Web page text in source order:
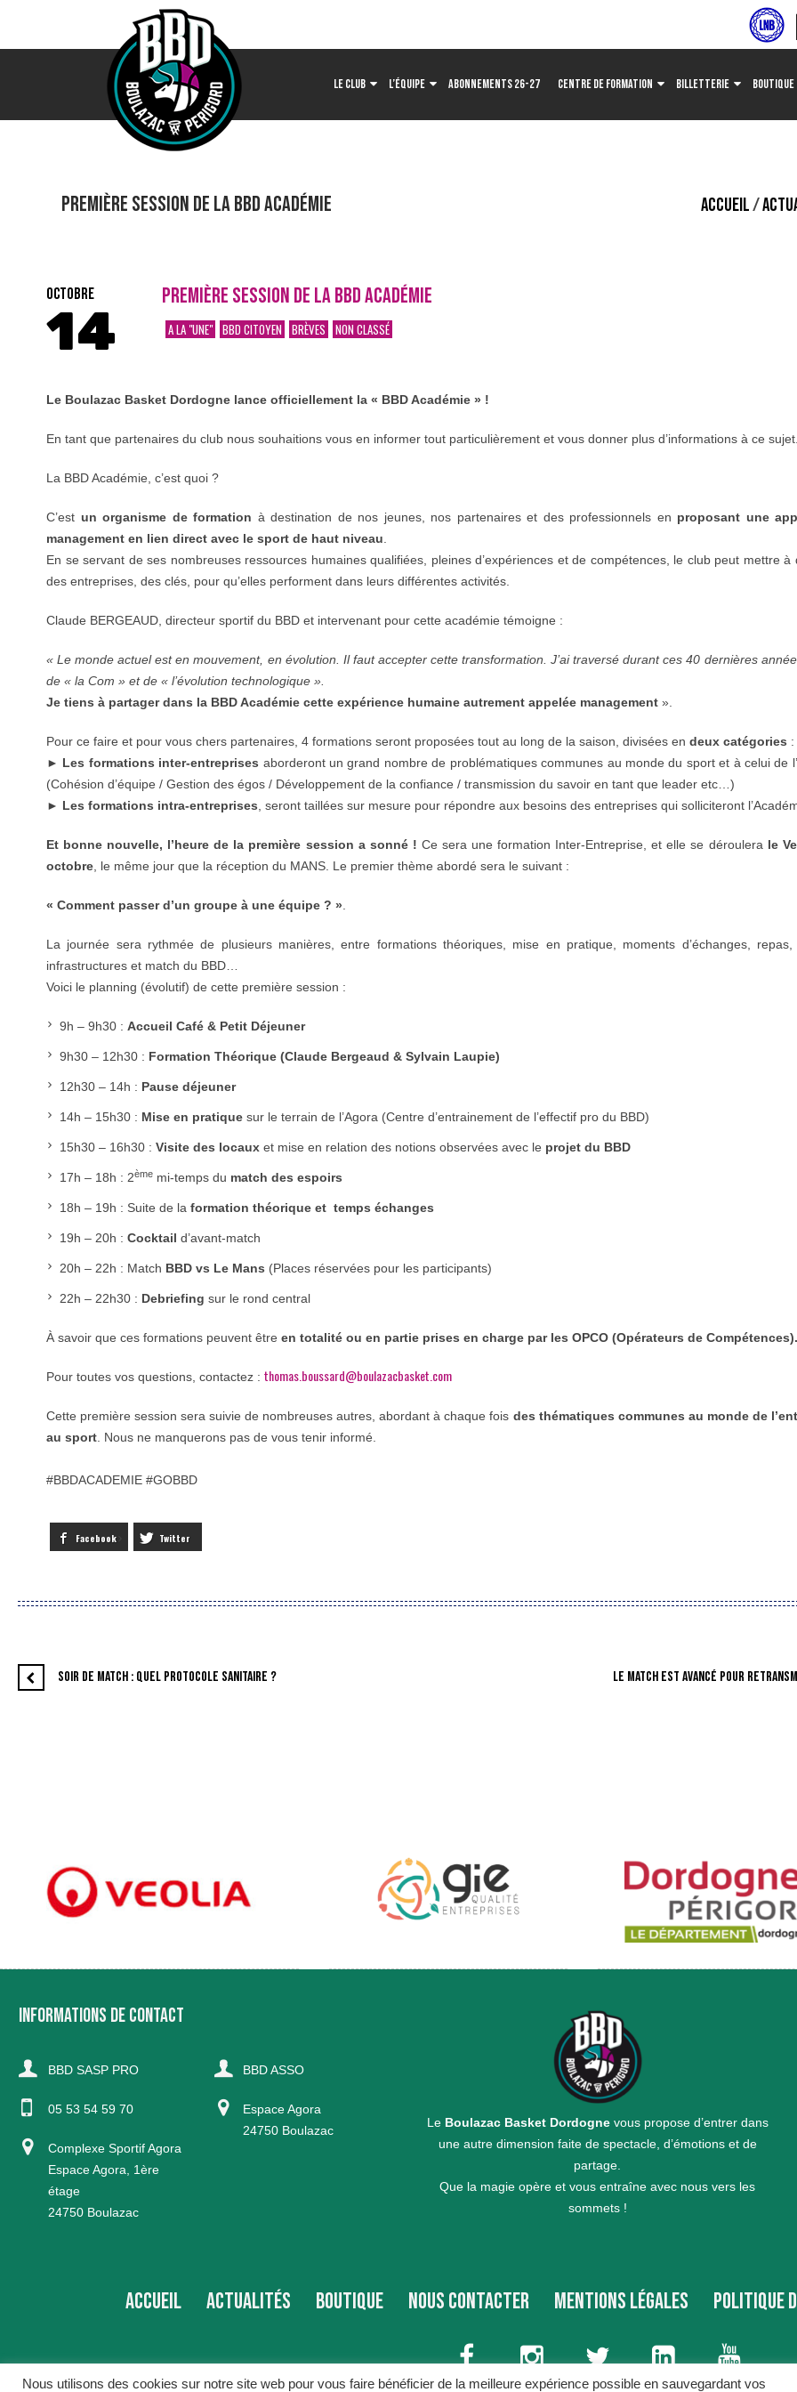
LE CLUB L’ÉQUIPE ABONNEMENTS 26-27 CENTRE DE FORMATION BILLETTERIE BOUTIQUE
Première session de la BBD Académie ACCUEIL/
OCTOBRE
14
PREMIÈRE SESSION DE LA BBD ACADÉMIE
A LA "UNE" BBD CITOYEN BRÈVES NON CLASSÉ
Le Boulazac Basket Dordogne lance officiellement la « BBD Académie » !
En tant que partenaires du club nous souhaitions vous en informer tout particulièrement et vous donner plus d’informations à ce
La BBD Académie, c’est quoi ?
C’est un organisme de formation à destination de nos jeunes, nos partenaires et des professionnels en proposant une
management en lien direct avec le sport de haut niveau.
En se servant de ses nombreuses ressources humaines qualifiées, pleines d’expériences et de compétences, le club peut mettre à
des entreprises, des clés, pour qu’elles performent dans leurs différentes activités.
Claude BERGEAUD, directeur sportif du BBD et intervenant pour cette académie témoigne :
« Le monde actuel est en mouvement, en évolution. Il faut accepter cette transformation. J’ai traversé durant ces 40 dernières
de « la Com » et de « l’évolution technologique ».
Je tiens à partager dans la BBD Académie cette expérience humaine autrement appelée management ».
Pour ce faire et pour vous chers partenaires, 4 formations seront proposées tout au long de la saison, divisées en deux catégories :
► Les formations inter-entreprises aborderont un grand nombre de problématiques communes au monde du sport et à celui de
(Cohésion d’équipe / Gestion des égos / Développement de la confiance / transmission du savoir en tant que leader etc…)
► Les formations intra-entreprises, seront taillées sur mesure pour répondre aux besoins des entreprises qui solliciteront
Et bonne nouvelle, l’heure de la première session a sonné ! Ce sera une formation Inter-Entreprise, et elle se déroulera le
octobre, le même jour que la réception du MANS. Le premier thème abordé sera le suivant :
« Comment passer d’un groupe à une équipe ? ».
La journée sera rythmée de plusieurs manières, entre formations théoriques, mise en pratique, moments d’échanges,
infrastructures et match du BBD…
Voici le planning (évolutif) de cette première session :
9h – 9h30 : Accueil Café & Petit Déjeuner
9h30 – 12h30 : Formation Théorique (Claude Bergeaud & Sylvain Laupie)
12h30 – 14h : Pause déjeuner
14h – 15h30 : Mise en pratique sur le terrain de l’Agora (Centre d’entrainement de l’effectif pro du BBD)
15h30 – 16h30 : Visite des locaux et mise en relation des notions observées avec le projet du BBD
17h – 18h : 2ème mi-temps du match des espoirs
18h – 19h : Suite de la formation théorique et temps échanges
19h – 20h : Cocktail d’avant-match
20h – 22h : Match BBD vs Le Mans (Places réservées pour les participants)
22h – 22h30 : Debriefing sur le rond central
À savoir que ces formations peuvent être en totalité ou en partie prises en charge par les OPCO (Opérateurs de Compétences).
Pour toutes vos questions, contactez : thomas.boussard@boulazacbasket.com
Cette première session sera suivie de nombreuses autres, abordant à chaque fois des thématiques communes au monde de
au sport. Nous ne manquerons pas de vous tenir informé.
#BBDACADEMIE #GOBBD
Facebook Twitter
LE MATCH EST AVANCÉ POUR
SOIR DE MATCH : QUEL PROTOCOLE SANITAIRE ?
INFORMATIONS DE CONTACT
BBD SASP PRO
05 53 54 59 70
Complexe Sportif Agora
Espace Agora, 1ère
étage
24750 Boulazac
BBD ASSO
Espace Agora
24750 Boulazac
Le Boulazac Basket Dordognevous propose d’entrer dans
une autre dimension faite de spectacle, d’émotions et de
partage.
Que la magie opère et vous entraîne avec nous vers les
sommets !
ACCUEIL ACTUALITÉS BOUTIQUE NOUS CONTACTER MENTIONS LÉGALES POLITIQUE
Nous utilisons des cookies sur notre site web pour vous faire bénéficier de la meilleure expérience possible en sauvegardant vos